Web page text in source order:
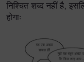
निश्चित शब्द नहीं है,
होगाः